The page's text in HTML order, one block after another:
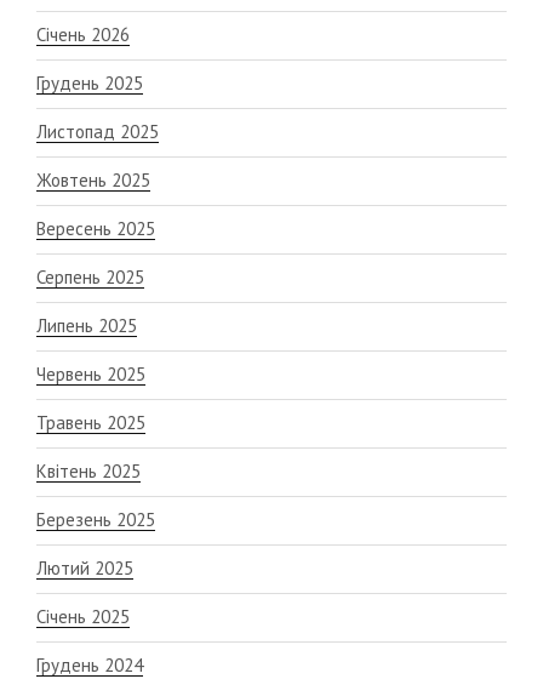
Січень 2026
Грудень 2025
Листопад 2025
Жовтень 2025
Вересень 2025
Серпень 2025
Липень 2025
Червень 2025
Травень 2025
Квітень 2025
Березень 2025
Лютий 2025
Січень 2025
Грудень 2024